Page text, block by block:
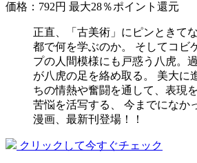
価格：792円 最大28％ポイント還元
正直、「古美術」にピンときて
都で何を学ぶのか。 そしてコビ
プの人間模様にも戸惑う八虎。
が八虎の足を絡め取る。 美大に
ちの情熱や奮闘を通して、表現
苦悩を活写する、 今までになか
漫画、最新刊登場！！
クリックして今すぐチェック